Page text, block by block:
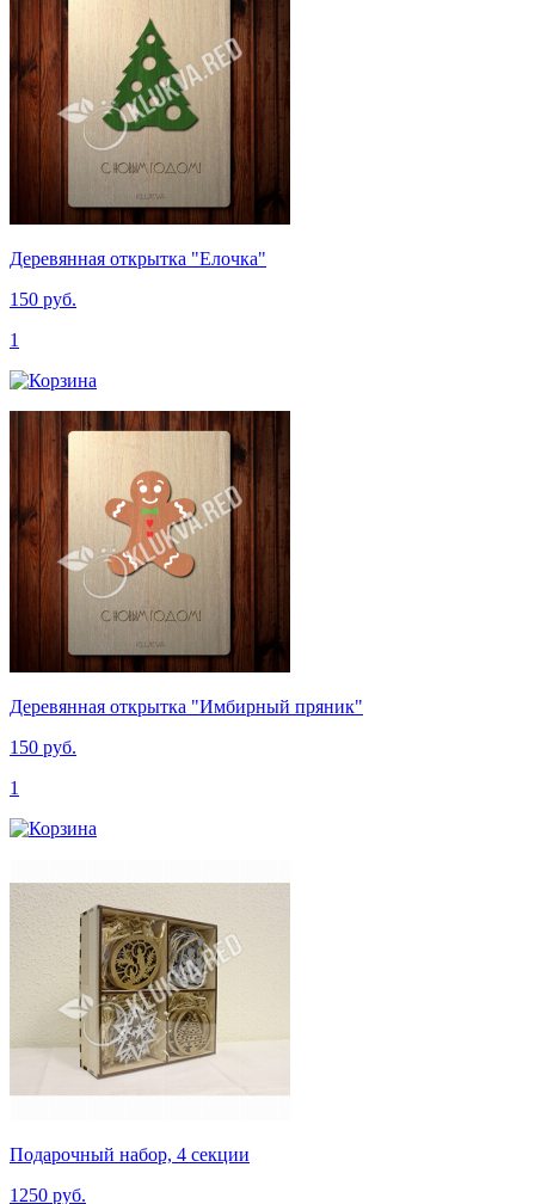
Деревянная открытка "Елочка"
150 руб.
1
Деревянная открытка "Имбирный пряник"
150 руб.
1
Подарочный набор, 4 секции
1250 руб.